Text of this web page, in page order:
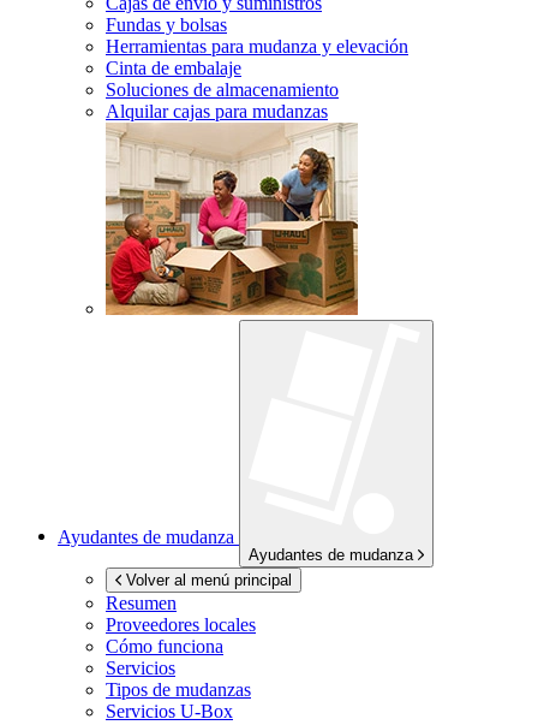
Fundas y bolsas
Herramientas para mudanza y elevación
Cinta de embalaje
Soluciones de almacenamiento
Alquilar cajas para mudanzas
Ayudantes de mudanza
Ayudantes de mudanza
Volver al menú principal
Resumen
Proveedores locales
Cómo funciona
Servicios
Tipos de mudanzas
Servicios U-Box